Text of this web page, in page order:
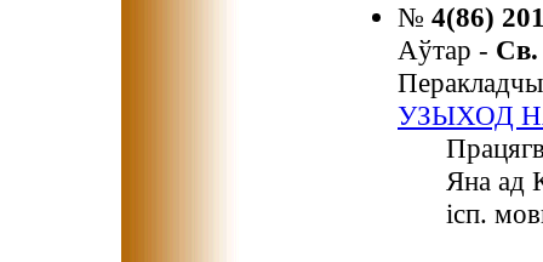
№ 4(86)
Аўтар -
УЗЫХОД
Яна ад
ісп.